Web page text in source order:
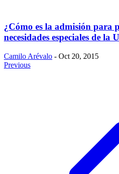
¿Cómo es la admisión para
necesidades especiales de la
Camilo Arévalo - Oct 20, 2015
Previous